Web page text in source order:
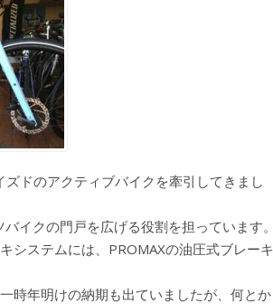
ドのアクティブバイクを牽引してきまし
イクの門戸を広げる役割を担っています。
システムには、PROMAXの油圧式ブレーキ
時年明けの納期も出ていましたが、何とか